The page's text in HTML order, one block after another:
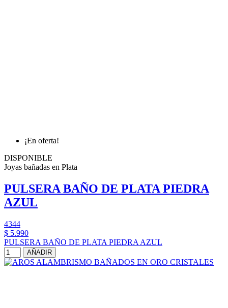
¡En oferta!
DISPONIBLE
Joyas bañadas en Plata
PULSERA BAÑO DE PLATA PIEDRA
AZUL
4344
$ 5.990
PULSERA BAÑO DE PLATA PIEDRA AZUL
AÑADIR